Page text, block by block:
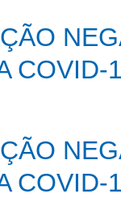
COVID-
COVID-